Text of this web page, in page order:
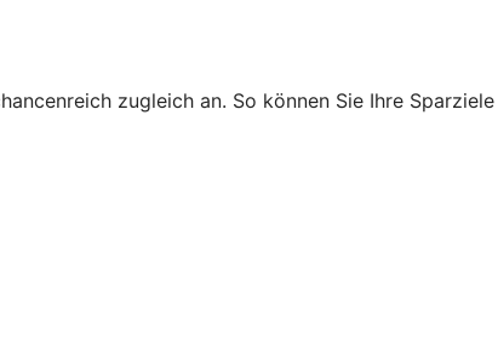
zugleich an. So können Sie Ihre Sparziele